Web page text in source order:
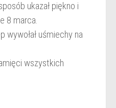
ukazał piękno i
8 marca.
uśmiechy na
wszystkich